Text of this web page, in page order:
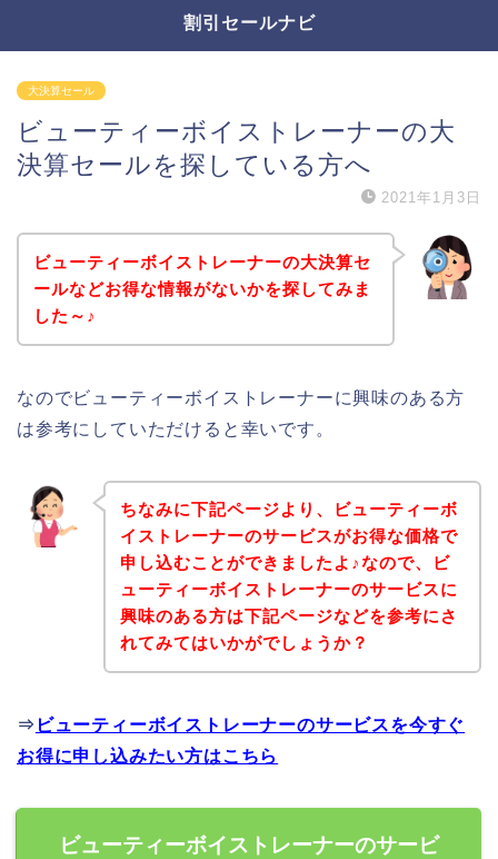
割引セールナビ
大決算セール
ビューティーボイストレーナーの大
決算セールを探している方へ
2021年1月3日
ビューティーボイストレーナーの大決算セ
ールなどお得な情報がないかを探してみま
した～♪
なのでビューティーボイストレーナーに興味のある方
は参考にしていただけると幸いです。
ちなみに下記ページより、ビューティーボ
イストレーナーのサービスがお得な価格で
申し込むことができましたよ♪なので、ビ
ューティーボイストレーナーのサービスに
興味のある方は下記ページなどを参考にさ
れてみてはいかがでしょうか？
⇒ ビューティーボイストレーナーのサービスを今すぐ
お得に申し込みたい方はこちら
ビューティーボイストレーナーのサービ